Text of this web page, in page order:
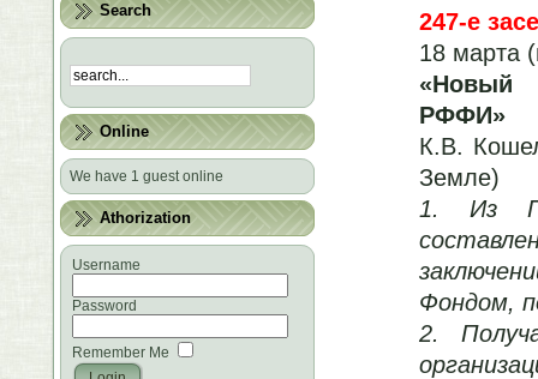
Search
Online
We have 1 guest online
Athorization
Username
Password
Remember Me
247-е
18 марта
«Новый
РФФИ»
К.В.
Земле)
1. Из
Фондом,
2.